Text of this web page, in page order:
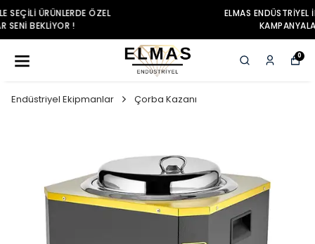
ELMAS ENDÜSTRIYEL ILE SEÇILI ÜRÜNLERDE ÖZEL
0
Endüstriyel Ekipmanlar Çorba Kazanı